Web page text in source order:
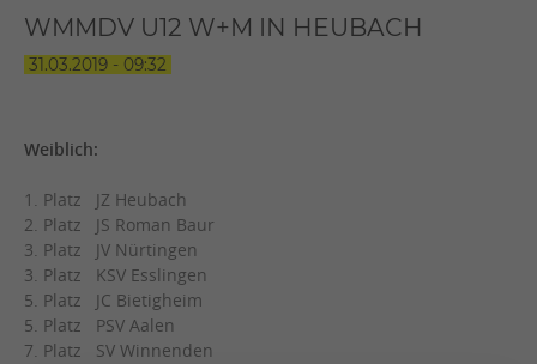
WMMDV U12 W+M IN HEUBACH
31.03.2019 - 09:32
Weiblich:
1. Platz JZ Heubach
2. Platz JS Roman Baur
3. Platz JV Nürtingen
3. Platz KSV Esslingen
5. Platz JC Bietigheim
5. Platz PSV Aalen
7. Platz SV Winnenden